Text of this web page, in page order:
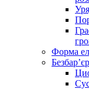
Форма